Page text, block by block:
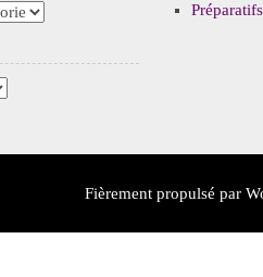
Fièrement propulsé par